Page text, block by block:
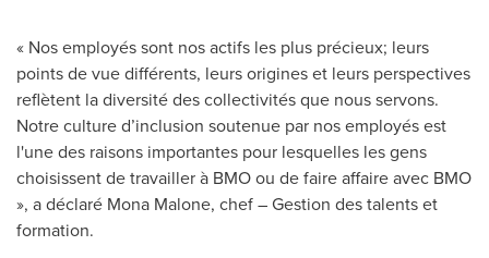
« Nos employés sont nos actifs les plus précieux; leurs
points de vue différents, leurs origines et leurs perspectives
reflètent la diversité des collectivités que nous servons.
Notre culture d’inclusion soutenue par nos employés est
l'une des raisons importantes pour lesquelles les gens
choisissent de travailler à BMO ou de faire affaire avec BMO
», a déclaré Mona Malone, chef – Gestion des talents et
formation.